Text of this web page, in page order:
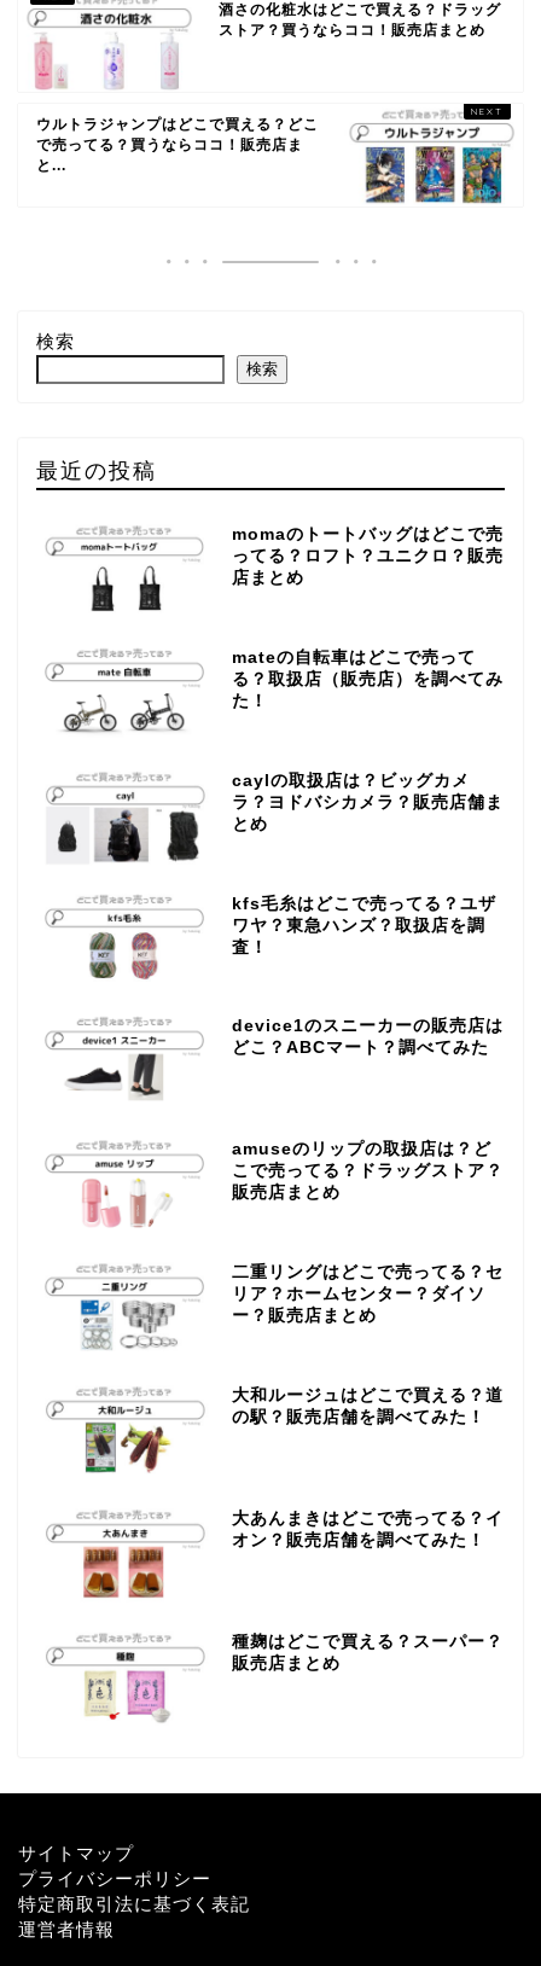
酒さの化粧水はどこで買える？ドラッグ
ストア？買うならココ！販売店まとめ
ウルトラジャンプはどこで買える？どこ
で売ってる？買うならココ！販売店ま
と...
検索
検索
最近の投稿
momaのトートバッグはどこで売
ってる？ロフト？ユニクロ？販売
店まとめ
mateの自転車はどこで売って
る？取扱店（販売店）を調べてみ
た！
caylの取扱店は？ビッグカメ
ラ？ヨドバシカメラ？販売店舗ま
とめ
kfs毛糸はどこで売ってる？ユザ
ワヤ？東急ハンズ？取扱店を調
査！
device1のスニーカーの販売店は
どこ？ABCマート？調べてみた
amuseのリップの取扱店は？ど
こで売ってる？ドラッグストア？
販売店まとめ
二重リングはどこで売ってる？セ
リア？ホームセンター？ダイソ
ー？販売店まとめ
大和ルージュはどこで買える？道
の駅？販売店舗を調べてみた！
大あんまきはどこで売ってる？イ
オン？販売店舗を調べてみた！
種麹はどこで買える？スーパー？
販売店まとめ
サイトマップ
プライバシーポリシー
特定商取引法に基づく表記
運営者情報